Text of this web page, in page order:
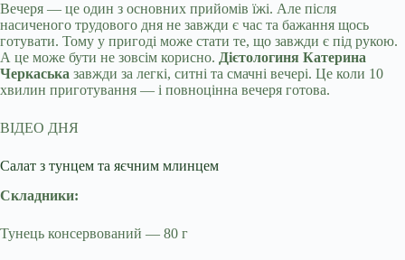
Вечеря — це один з основних прийомів їжі. Але після
насиченого трудового дня не завжди є час та бажання щось
готувати. Тому у пригоді може стати те, що завжди є під рукою.
А це може бути не зовсім корисно. Дієтологиня Катерина
Черкаська завжди за легкі, ситні та смачні вечері. Це коли 10
хвилин приготування — і повноцінна вечеря готова.
ВІДЕО ДНЯ
Салат з тунцем та яєчним млинцем
Складники:
Тунець консервований — 80 г